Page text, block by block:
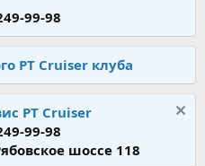
99-98
PT Cruiser клуба
PT Cruiser
99-98
шоссе 118